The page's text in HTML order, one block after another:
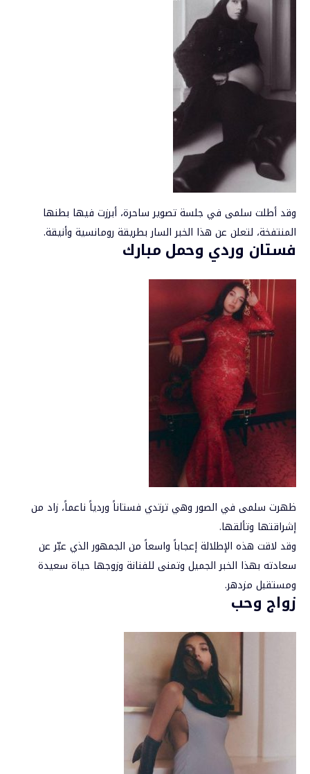
وقد أطلت سلمى في جلسة تصوير ساحرة، أبرزت فيها بطنها
المنتفخة، لتعلن عن هذا الخبر السار بطريقة رومانسية وأنيقة.
فستان وردي وحمل مبارك
ظهرت سلمى في الصور وهي ترتدي فستاناً وردياً ناعماً، زاد من
إشراقتها وتألقها.
وقد لاقت هذه الإطلالة إعجاباً واسعاً من الجمهور الذي عبّر عن
سعادته بهذا الخبر الجميل وتمنى للفنانة وزوجها حياة سعيدة
ومستقبل مزدهر.
زواج وحب